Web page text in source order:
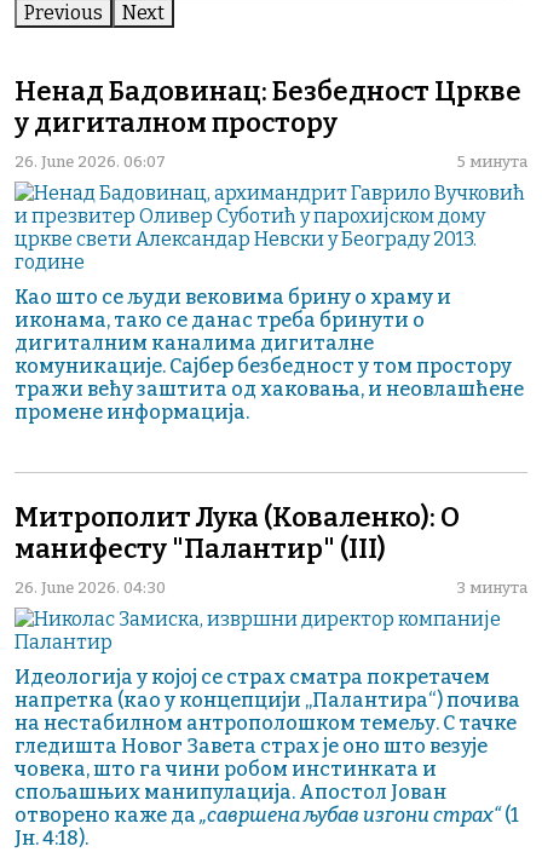
Previous Next
Ненад Бадовинац: Безбедност Цркве
у дигиталном простору
26. June 2026. 06:07 5 минута
Као што се људи вековима брину о храму и
иконама, тако се данас треба бринути о
дигиталним каналима дигиталне
комуникације. Сајбер безбедност у том простору
тражи већу заштита од хаковања, и неовлашћене
промене информација.
Митрополит Лука (Коваленко): О
манифесту "Палантир" (III)
26. June 2026. 04:30 3 минута
Идеологија у којој се страх сматра покретачем
напретка (као у концепцији „Палантира“) почива
на нестабилном антрополошком темељу. С тачке
гледишта Новог Завета страх је оно што везује
човека, што га чини робом инстинката и
спољашњих манипулација. Апостол Јован
отворено каже да „савршена љубав изгони страх“ (1
Јн. 4:18).